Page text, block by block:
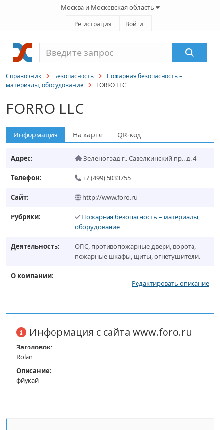
Москва и Московская область
Регистрация Войти
Справочник Безопасность
Пожарная безопасность –
материалы, оборудование
FORRO LLC
FORRO LLC
Информация На карте QR-код
Адрес: Зеленоград г.,Савелкинский пр., д. 4
Телефон: +7 (499) 5033755
Сайт: http://www.foro.ru
Рубрики:
Пожарная безопасность – материалы,
оборудование
Деятельность:
ОПС, противопожарные двери, ворота,
пожарные шкафы, щиты, огнетушители.
О компании:
Редактировать описание
Информация с сайта www.foro.ru
Заголовок:
Rolan
Описание:
фйукай